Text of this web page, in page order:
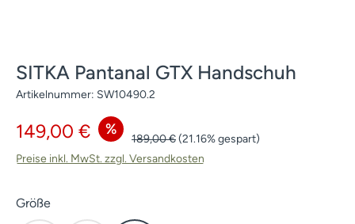
SITKA Pantanal GTX Handschuh
Artikelnummer: SW10490.2
Verkaufspreis:
149,00 € %
Regulärer Preis:
189,00 €(21.16% gespart)
Preise inkl. MwSt. zzgl. Versandkosten
Größeauswählen